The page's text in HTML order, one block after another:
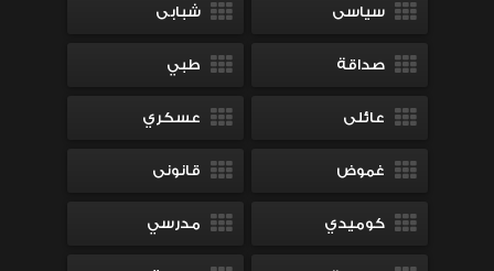
سياسى شبابى
صداقة طبي
عائلى عسكري
غموض قانونى
كوميدي مدرسي